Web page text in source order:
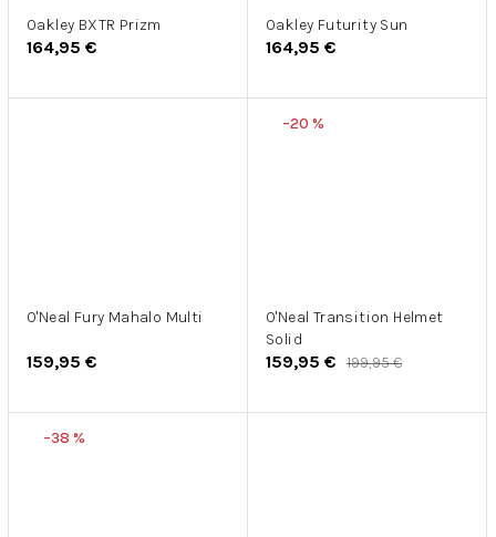
Oakley BXTR Prizm
164,95 €
Oakley Futurity Sun
164,95 €
O'Neal Fury Mahalo Multi
159,95 €
–20 %
O'Neal Transition Helmet
Solid
159,95 € 199,95 €
–38 %